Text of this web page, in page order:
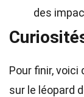
des
Pour finir,
sur le léopard